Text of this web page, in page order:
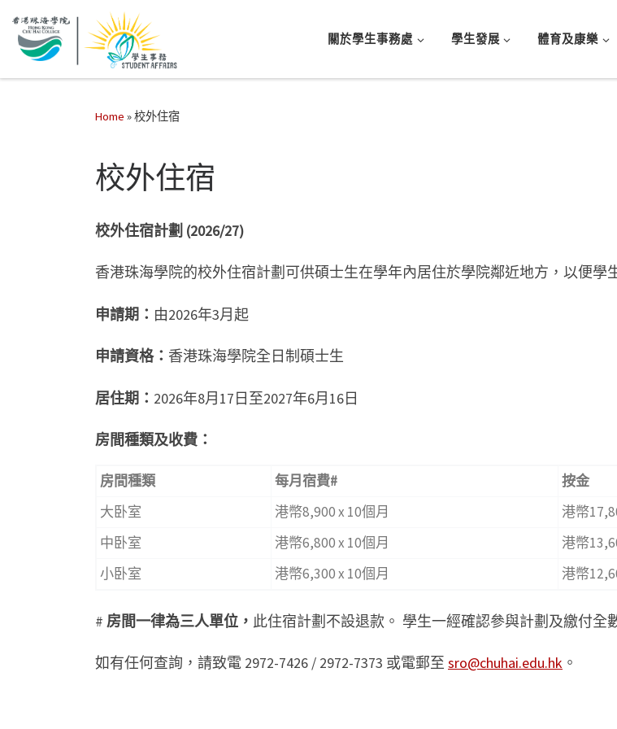
關於學生事務處 學生發展 體育及康樂
Home »校外住宿
校外住宿
校外住宿計劃 (2026/27)
香港珠海學院的校外住宿計劃可供碩士生在學年內居住於學院鄰近地方，以便學
申請期： 由2026年3月起
申請資格： 香港珠海學院全日制碩士生
居住期： 2026年8月17日至2027年6月16日
房間種類及收費：
房間種類 每月宿費# 按金
大卧室
港幣8,900 x 10個月 港幣
中卧室
港幣6,800 x 10個月 港幣
小卧室
港幣6,300 x 10個月 港幣
# 房間一律為三人單位， 此住宿計劃不設退款。 學生一經確認參與計劃及繳付全
如有任何查詢，請致電 2972-7426 / 2972-7373 或電郵至 sro@chuhai.edu.hk 。